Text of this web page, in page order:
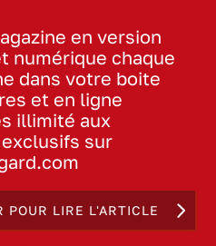
en version
numérique chaque
dans votre boite
et en ligne
illimité aux
sur
POUR LIRE L'ARTICLE